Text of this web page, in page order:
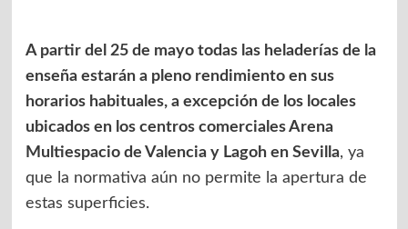
A partir del 25 de mayo todas las heladerías de la
enseña estarán a pleno rendimiento en sus
horarios habituales, a excepción de los locales
ubicados en los centros comerciales Arena
Multiespacio de Valencia y Lagoh en Sevilla, ya
que la normativa aún no permite la apertura de
estas superficies.